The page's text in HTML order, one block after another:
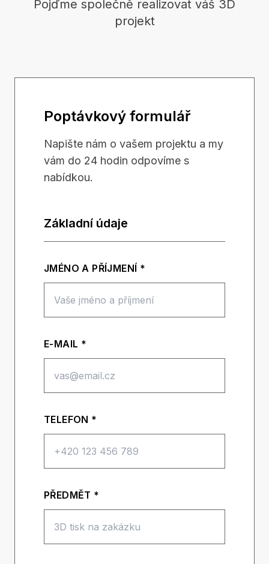
Pojďme společně realizovat váš 3D
projekt
Poptávkový formulář
Napište nám o vašem projektu a my
vám do 24 hodin odpovíme s
nabídkou.
Základní údaje
JMÉNO A PŘÍJMENÍ *
E-MAIL *
TELEFON *
PŘEDMĚT *